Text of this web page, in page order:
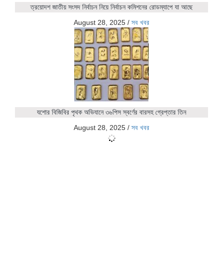
ত্রয়োদশ জাতীয় সংসদ নির্বাচন নিয়ে নির্বাচন কমিশনের রোডম্যাপে যা আছে
August 28, 2025 / সব খবর
যশোর বিজিবির পৃথক অভিযানে ৩৬পিস স্বর্ণের বারসহ গ্রেপ্তার তিন
August 28, 2025 / সব খবর